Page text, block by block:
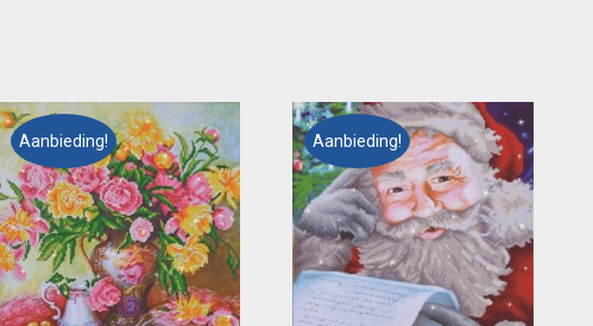
Aanbieding! Aanbieding!